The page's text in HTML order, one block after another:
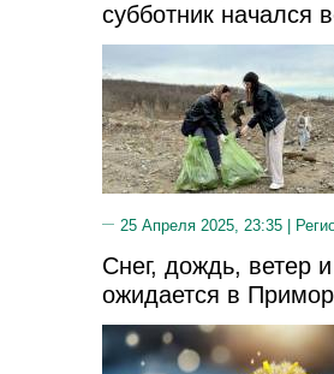
субботник начался
25 Апреля 2025, 23:35 |
Снег, дождь, ветер
ожидается в